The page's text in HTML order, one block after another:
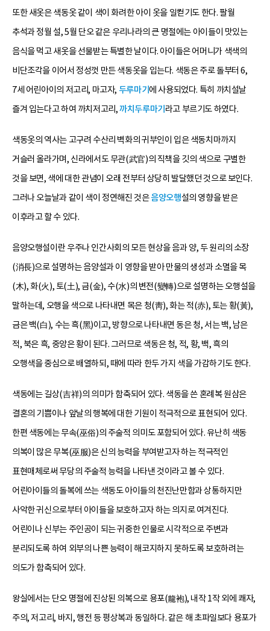
또한 새옷은 색동옷 같이 색이 화려한 아이 옷을 일컫기도 한다. 팔월
추석과 정월 설, 5월 단오 같은 우리나라의 큰 명절에는 아이들이 맛있는
음식을 먹고 새옷을 선물받는 특별한 날이다. 아이들은 어머니가 색색의
비단조각을 이어서 정성껏 만든 색동옷을 입는다. 색동은 주로 돌부터 6,
7세 어린아이의 저고리, 마고자, 두루마기 에 사용되었다. 특히 까치설날
즐겨 입는다고 하여 까치저고리,까치두루마기 라고 부르기도 하였다.
색동옷의 역사는 고구려 수산리 벽화의 귀부인이 입은 색동치마까지
거슬러 올라가며, 신라에서도 무관(武官)의 직책을 깃의 색으로 구별한
것을 보면, 색에 대한 관념이 오래 전부터 상당히 발달했던 것으로 보인다.
그러나 오늘날과 같이 색이 정연해진 것은음양오행설의 영향을 받은
이후라고 할 수 있다.
음양오행설이란 우주나 인간사회의 모든 현상을 음과 양, 두 원리의 소장
(消長)으로 설명하는 음양설과 이 영향을 받아 만물의 생성과 소멸을 목
(木), 화(火), 토(土), 금(金), 수(水)의 변전(變轉)으로 설명하는 오행설을
말하는데, 오행을 색으로 나타내면 목은 청(靑), 화는 적(赤), 토는 황(黃),
금은 백(白), 수는 흑(黑)이고, 방향으로 나타내면 동은 청, 서는 백, 남은
적, 북은 흑, 중앙은 황이 된다. 그러므로 색동은 청, 적, 황, 백, 흑의
오행색을 중심으로 배열하되, 때에 따라 한두 가지 색을 가감하기도 한다.
색동에는 길상(吉祥)의 의미가 함축되어 있다. 색동을 쓴 혼례복 원삼은
결혼의 기쁨이나 앞날의 행복에 대한 기원이 적극적으로 표현되어 있다.
한편 색동에는 무속(巫俗)의 주술적 의미도 포함되어 있다. 유난히 색동
의복이 많은 무복(巫服)은 신의 능력을 부여받고자 하는 적극적인
표현매체로써 무당의 주술적 능력을 나타낸 것이라고 볼 수 있다.
어린아이들의 돌복에 쓰는 색동도 아이들의 천진난만함과 상통하지만
사악한 귀신으로부터 아이들을 보호하고자 하는 의지로 여겨진다.
어린이나 신부는 주인공이 되는 귀중한 인물로 시각적으로 주변과
분리되도록 하여 외부의 나쁜 능력이 해코지하지 못하도록 보호하려는
의도가 함축되어 있다.
왕실에서는 단오 명절에 진상된 의복으로 용포(龍袍), 내작 1작 외에 쾌자,
주의, 저고리, 바지, 행전 등 평상복과 동일하다. 같은 해 초파일보다 용포가